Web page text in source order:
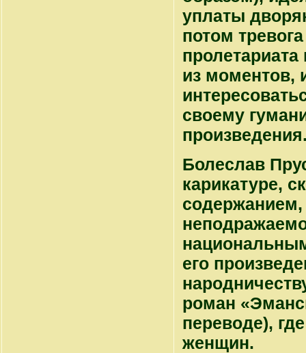
уплаты
потом
из моментов,
своему
Болеслав
карикатуре,
содержанием,
его
роман
переводе),
женщин.